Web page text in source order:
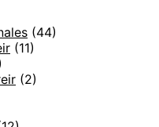
(44)
(11)
(2)